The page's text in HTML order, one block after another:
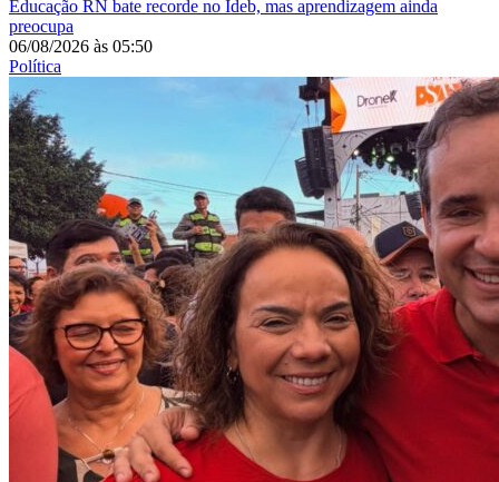
Educação RN bate recorde no Ideb, mas aprendizagem ainda
preocupa
06/08/2026 às 05:50
Política